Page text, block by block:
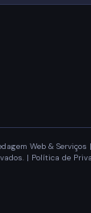
Web &
| Política de